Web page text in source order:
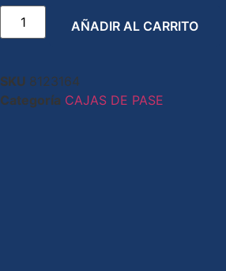
AÑADIR AL CARRITO
SKU 8123164
Categoría CAJAS DE PASE